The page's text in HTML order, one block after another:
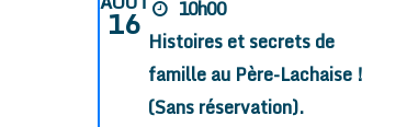
16
10h00
Histoires et secrets de
famille au Père-Lachaise !
(Sans réservation).